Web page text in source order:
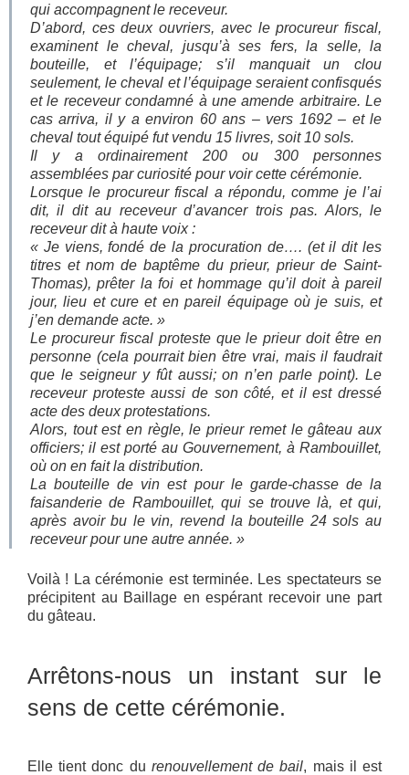
qui accompagnent le receveur.
D’abord, ces deux ouvriers, avec le procureur fiscal,
examinent le cheval, jusqu’à ses fers, la selle, la
bouteille, et l’équipage; s’il manquait un clou
seulement, le cheval et l’équipage seraient confisqués
et le receveur condamné à une amende arbitraire. Le
cas arriva, il y a environ 60 ans – vers 1692 – et le
cheval tout équipé fut vendu 15 livres, soit 10 sols.
Il y a ordinairement 200 ou 300 personnes
assemblées par curiosité pour voir cette cérémonie.
Lorsque le procureur fiscal a répondu, comme je l’ai
dit, il dit au receveur d’avancer trois pas. Alors, le
receveur dit à haute voix :
« Je viens, fondé de la procuration de…. (et il dit les
titres et nom de baptême du prieur, prieur de Saint-
Thomas), prêter la foi et hommage qu’il doit à pareil
jour, lieu et cure et en pareil équipage où je suis, et
j’en demande acte. »
Le procureur fiscal proteste que le prieur doit être en
personne (cela pourrait bien être vrai, mais il faudrait
que le seigneur y fût aussi; on n’en parle point). Le
receveur proteste aussi de son côté, et il est dressé
acte des deux protestations.
Alors, tout est en règle, le prieur remet le gâteau aux
officiers; il est porté au Gouvernement, à Rambouillet,
où on en fait la distribution.
La bouteille de vin est pour le garde-chasse de la
faisanderie de Rambouillet, qui se trouve là, et qui,
après avoir bu le vin, revend la bouteille 24 sols au
receveur pour une autre année. »
Voilà ! La cérémonie est terminée. Les spectateurs se
précipitent au Baillage en espérant recevoir une part
du gâteau.
Arrêtons-nous un instant sur le
sens de cette cérémonie.
Elle tient donc du renouvellement de bail, mais il est